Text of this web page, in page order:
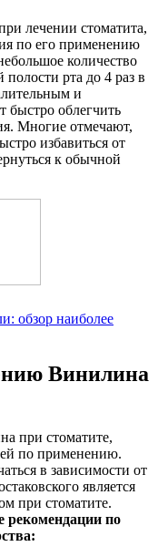
лечении стоматита,
по его применению
количество
рта до 4 раз в
и
быстро облегчить
Многие отмечают,
избавиться от
к обычной
обзор наиболее
Винилина
при стоматите,
по применению.
в зависимости от
является
при стоматите.
рекомендации по